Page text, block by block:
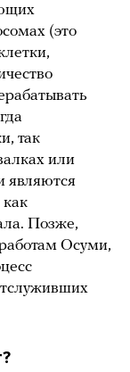
(это
так
или
являются
Позже,
Осуми,